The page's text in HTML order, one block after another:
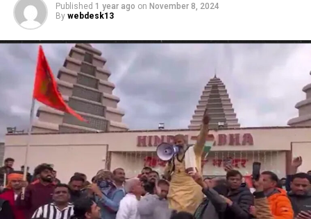
Published 1 year ago on November 8, 2024
By webdesk13